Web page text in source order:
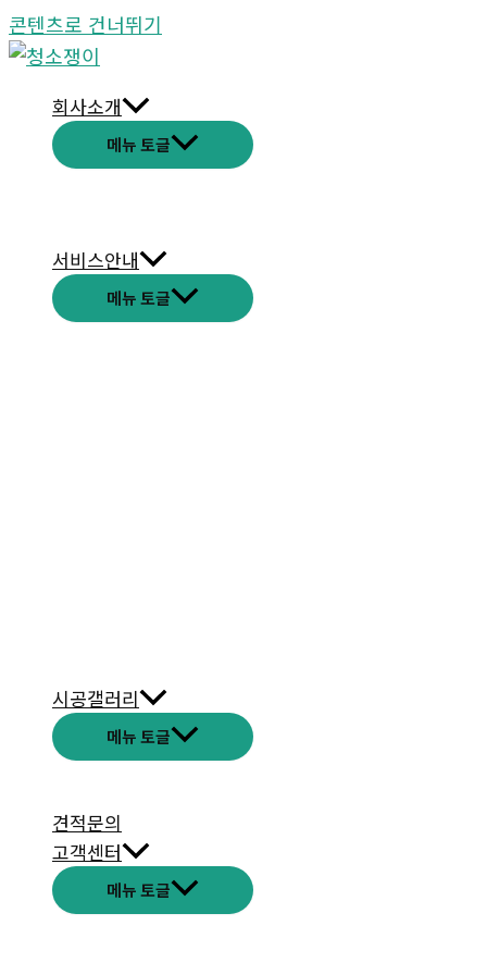
콘텐츠로 건너뛰기
회사소개
메뉴 토글
서비스안내
메뉴 토글
시공갤러리
메뉴 토글
견적문의
고객센터
메뉴 토글